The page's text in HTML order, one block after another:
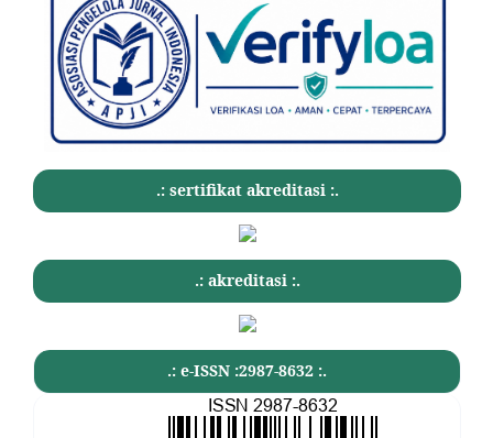
.: sertifikat akreditasi :.
.: akreditasi :.
.: e-ISSN :2987-8632 :.